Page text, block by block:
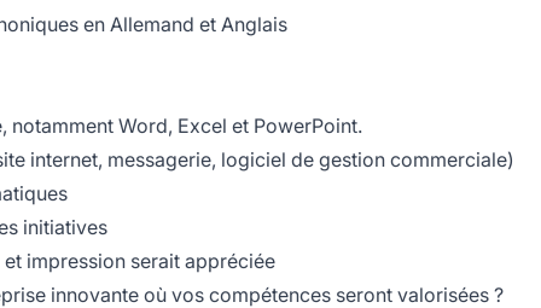
en Allemand et Anglais
Word, Excel et PowerPoint.
internet, messagerie, logiciel de gestion commerciale)
initiatives
impression serait appréciée
innovante où vos compétences seront valorisées ?